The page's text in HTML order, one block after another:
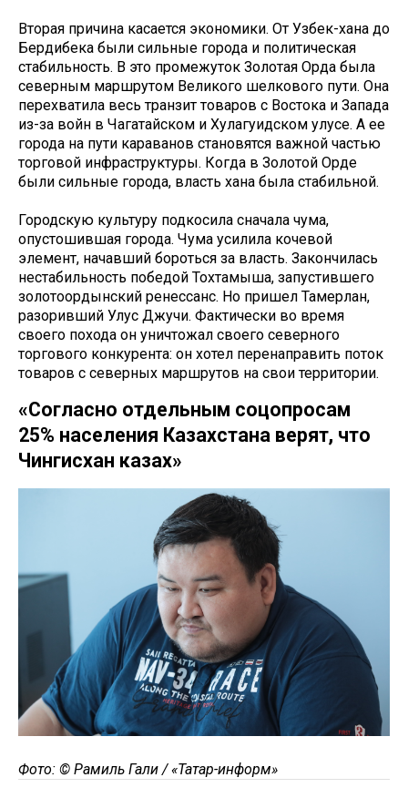
Вторая причина касается экономики. От Узбек-хана до
Бердибека были сильные города и политическая
стабильность. В это промежуток Золотая Орда была
северным маршрутом Великого шелкового пути. Она
перехватила весь транзит товаров с Востока и Запада
из-за войн в Чагатайском и Хулагуидском улусе. А ее
города на пути караванов становятся важной частью
торговой инфраструктуры. Когда в Золотой Орде
были сильные города, власть хана была стабильной.
Городскую культуру подкосила сначала чума,
опустошившая города. Чума усилила кочевой
элемент, начавший бороться за власть. Закончилась
нестабильность победой Тохтамыша, запустившего
золотоордынский ренессанс. Но пришел Тамерлан,
разоривший Улус Джучи. Фактически во время
своего похода он уничтожал своего северного
торгового конкурента: он хотел перенаправить поток
товаров с северных маршрутов на свои территории.
«Согласно отдельным соцопросам
25% населения Казахстана верят, что
Чингисхан казах»
Фото: © Рамиль Гали / «Татар-информ»